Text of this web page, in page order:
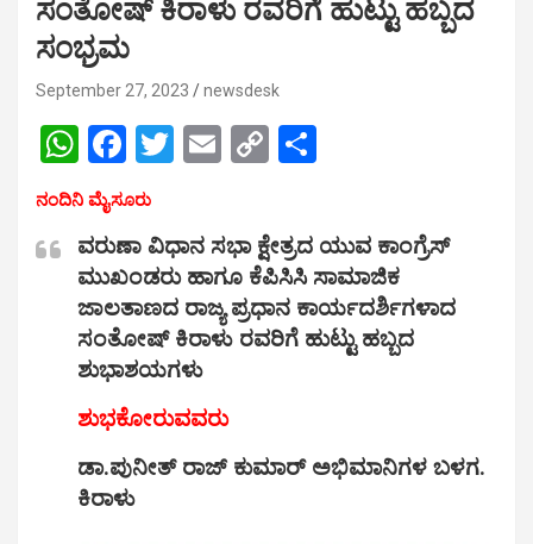
ಸಂತೋಷ್ ಕಿರಾಳು ರವರಿಗೆ ಹುಟ್ಟು ಹಬ್ಬದ
ಸಂಭ್ರಮ
September 27, 2023 newsdesk
W
h
at
s
A
p
p
F
a
ce
b
o
o
k
T
er
E
C
Li
n
k
e
ನಂದಿನಿ ಮೈಸೂರು
ವರುಣಾ ವಿಧಾನ ಸಭಾ ಕ್ಷೇತ್ರದ ಯುವ ಕಾಂಗ್ರೆಸ್
ಮುಖಂಡರು ಹಾಗೂ ಕೆಪಿಸಿಸಿ ಸಾಮಾಜಿಕ
ಜಾಲತಾಣದ ರಾಜ್ಯ ಪ್ರಧಾನ ಕಾರ್ಯದರ್ಶಿಗಳಾದ
ಸಂತೋಷ್ ಕಿರಾಳು ರವರಿಗೆ ಹುಟ್ಟು ಹಬ್ಬದ
ಶುಭಾಶಯಗಳು
ಶುಭಕೋರುವವರು
ಡಾ.ಪುನೀತ್ ರಾಜ್ ಕುಮಾರ್ ಅಭಿಮಾನಿಗಳ ಬಳಗ.
ಕಿರಾಳು